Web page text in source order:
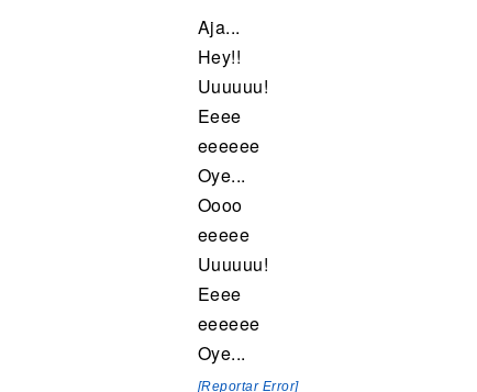
Aja...
Hey!!
Uuuuuu!
Eeee
eeeeee
Oye...
Oooo
eeeee
Uuuuuu!
Eeee
eeeeee
Oye...
[Reportar Error]